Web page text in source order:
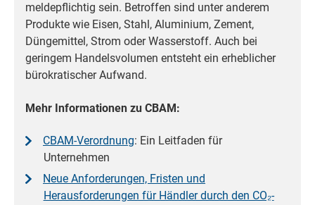
meldepflichtig sein. Betroffen sind unter anderem
Produkte wie Eisen, Stahl, Aluminium, Zement,
Düngemittel, Strom oder Wasserstoff. Auch bei
geringem Handelsvolumen entsteht ein erheblicher
bürokratischer Aufwand.
Mehr Informationen zu CBAM:
CBAM-Verordnung: Ein Leitfaden für
Unternehmen
Neue Anforderungen, Fristen und
Herausforderungen für Händler durch den CO₂-